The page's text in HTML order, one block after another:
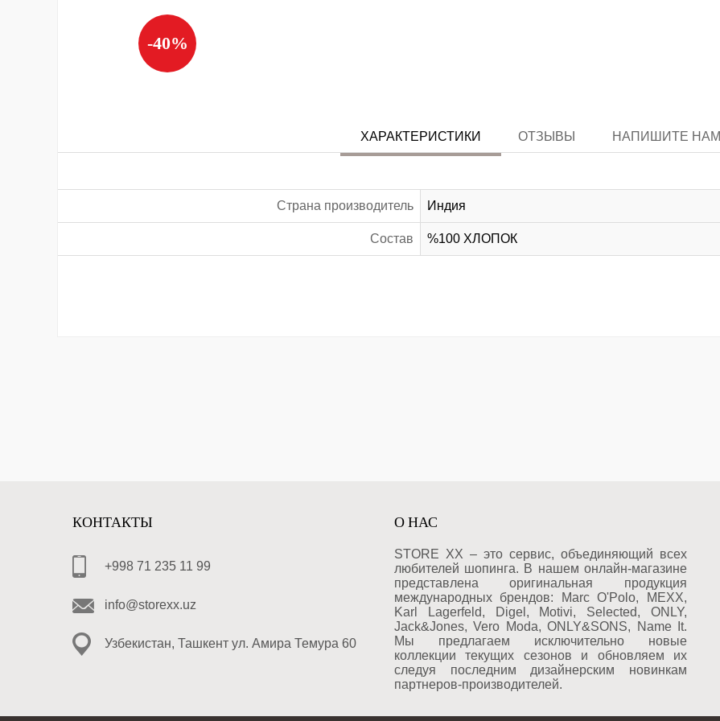
-40%
ХАРАКТЕРИСТИКИ ОТЗЫВЫ НАПИШИТЕ НАМ
Страна производитель Индия
Состав %100 ХЛОПОК
КОНТАКТЫ
+998 71 235 11 99
info@storexx.uz
Узбекистан, Ташкент ул. Амира Темура 60
О НАС
STORE XX – это сервис, объединяющий всех
любителей шопинга. В нашем онлайн-магазине
представлена оригинальная продукция
международных брендов: Marc O'Polo, MEXX,
Karl Lagerfeld, Digel, Motivi, Selected, ONLY,
Jack&Jones, Vero Moda, ONLY&SONS, Name It.
Мы предлагаем исключительно новые
коллекции текущих сезонов и обновляем их
следуя последним дизайнерским новинкам
партнеров-производителей.